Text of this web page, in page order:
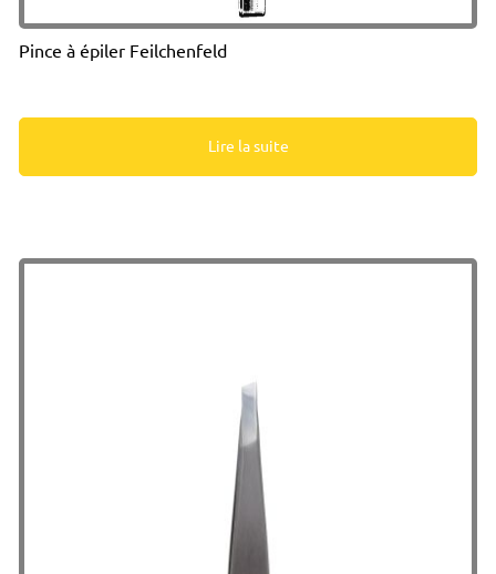
Pince à épiler Feilchenfeld
Lire la suite